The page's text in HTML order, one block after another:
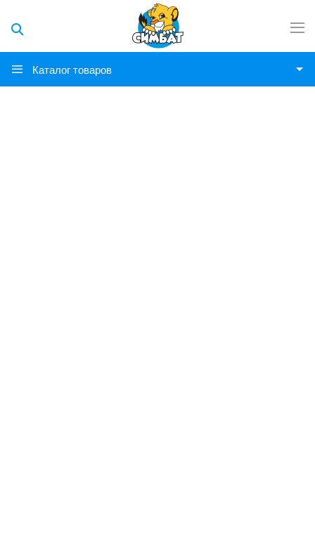
Каталог товаров